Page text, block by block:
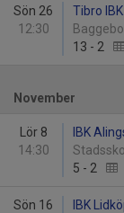
Sön 26
12:30
Tibro
13 - 2
November
Lör 8
14:30
IBK
5 - 2
Sön 16
IBK